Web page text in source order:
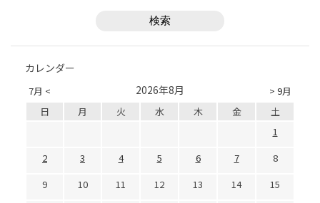
カレンダー
7月 < > 9月
2026年8月
日 月 火 水 木 金
土
1
2
3 4 5 6 7
8
9
10 11 12 13 14
15